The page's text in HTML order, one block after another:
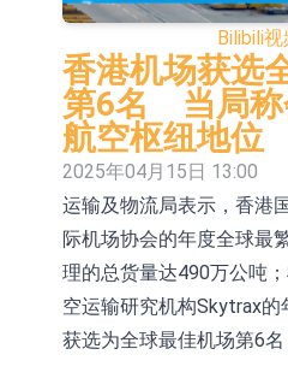
毕得医药
中远海科：与
限公司正在开
新莱应材：受
速及国内晶圆
产品线新签订
【异动股】港
股(08282.HK)
康(00348.HK)
【异动股】港
技集团股权
拿森科技
深交所：鑫元
放式指数证券
交易
通天酒业
深交所：晶合
港股通标的证
特发服务：成
Bilibili视
香港机场获选
第6名 当局称
航空枢纽地位
2025年04月15日 13:00
运输及物流局表示，香港
际机场协会的年度全球最
理的总货量达490万公吨
空运输研究机构Skytrax的
获选为全球最佳机场第6名